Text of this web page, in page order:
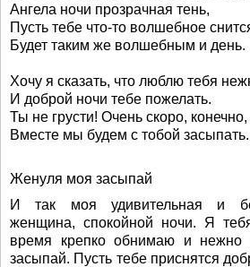
Ангела ночи прозрачная тень,
Пусть тебе что-то волшебное
Будет таким же волшебным и день.
Хочу я сказать, что люблю тебя
И доброй ночи тебе пожелать.
Ты не грусти! Очень скоро, конечно,
Вместе мы будем с тобой засыпать.
Женуля моя засыпай
И так моя удивительная и
женщина, спокойной ночи. Я
время крепко обнимаю и
засыпай. Пусть тебе приснятся